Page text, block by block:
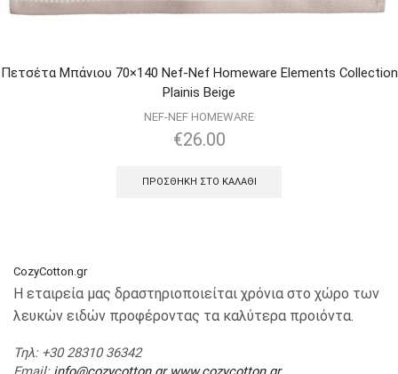
Πετσέτα Μπάνιου 70×140 Nef-Nef Homeware Elements Collection
Plainis Beige
NEF-NEF HOMEWARE
€26.00
ΠΡΟΣΘΉΚΗ ΣΤΟ ΚΑΛΆΘΙ
CozyCotton.gr
Η εταιρεία μας δραστηριοποιείται χρόνια στο χώρο των
λευκών ειδών προφέροντας τα καλύτερα προιόντα.
Τηλ: +30 28310 36342